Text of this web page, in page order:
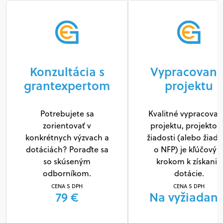
Konzultácia s
grantexpertom
Potrebujete sa
zorientovať v
konkrétnych výzvach a
dotáciách? Poraďte sa
so skúseným
odborníkom.
CENA S DPH
79 €
projektu
Kvalitné
projektu,
žiadosti (alebo
o NFP) je
krokom k získaniu
dotácie.
CENA S DPH
Na